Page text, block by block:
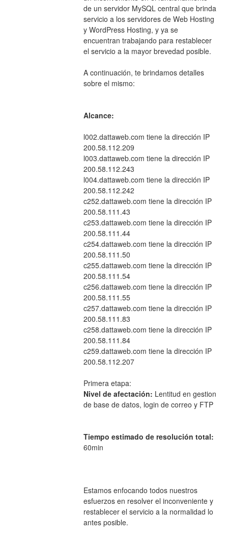
de un servidor MySQL central que brinda
servicio a los servidores de Web Hosting
y WordPress Hosting, y ya se
encuentran trabajando para restablecer
el servicio a la mayor brevedad posible.
A continuación, te brindamos detalles
sobre el mismo:
Alcance:
l002.dattaweb.com tiene la dirección IP
200.58.112.209
l003.dattaweb.com tiene la dirección IP
200.58.112.243
l004.dattaweb.com tiene la dirección IP
200.58.112.242
c252.dattaweb.com tiene la dirección IP
200.58.111.43
c253.dattaweb.com tiene la dirección IP
200.58.111.44
c254.dattaweb.com tiene la dirección IP
200.58.111.50
c255.dattaweb.com tiene la dirección IP
200.58.111.54
c256.dattaweb.com tiene la dirección IP
200.58.111.55
c257.dattaweb.com tiene la dirección IP
200.58.111.83
c258.dattaweb.com tiene la dirección IP
200.58.111.84
c259.dattaweb.com tiene la dirección IP
200.58.112.207
Primera etapa:
Nivel de afectación: Lentitud en gestion
de base de datos, login de correo y FTP
Tiempo estimado de resolución total:
60min
Estamos enfocando todos nuestros
esfuerzos en resolver el inconveniente y
restablecer el servicio a la normalidad lo
antes posible.